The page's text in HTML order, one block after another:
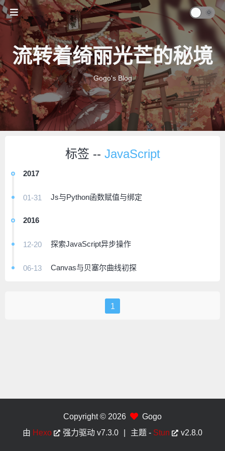
流转着绮丽光芒的秘境
Gogo's Blog
标签 -- JavaScript
2017
01-31 Js与Python函数赋值与绑定
2016
12-20 探索JavaScript异步操作
06-13 Canvas与贝塞尔曲线初探
1
Copyright © 2026
Gogo
由 Hexo 强力驱动 v7.3.0 主题 - Stun v2.8.0